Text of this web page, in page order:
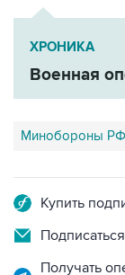
ХРОНИКА
Военная
Минобороны РФ
Купить
Получать